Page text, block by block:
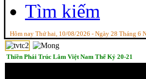
Tìm kiếm
Hôm nay Thứ hai, 10/08/2026 - Ngày 28 Tháng 6
Thiền Phái Trúc Lâm Việt Nam Thế Kỷ 20-21